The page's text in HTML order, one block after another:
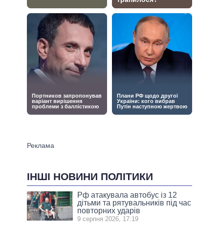
ІНШІ НОВИНИ ПОЛІТИКИ
Рф атакувала автобус із 12
дітьми та рятувальників під час
повторних ударів
9 серпня 2026, 17:19